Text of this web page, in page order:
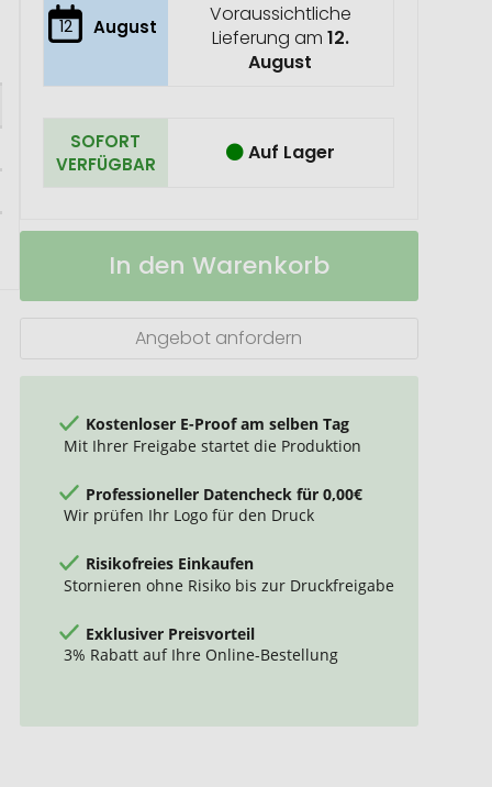
12 August
Voraussichtliche
Lieferung am 12.
August
SOFORT
VERFÜGBAR
Auf Lager
Zorr
Metallfeuerzeug
Auf
In den Warenkorb
Angebot anfordern
Kostenloser E-Proof am selben Tag
Mit Ihrer Freigabe startet die Produktion
Professioneller Datencheck für 0,00€
Wir prüfen Ihr Logo für den Druck
Risikofreies Einkaufen
Stornieren ohne Risiko bis zur Druckfreigabe
Exklusiver Preisvorteil
3% Rabatt auf Ihre Online-Bestellung